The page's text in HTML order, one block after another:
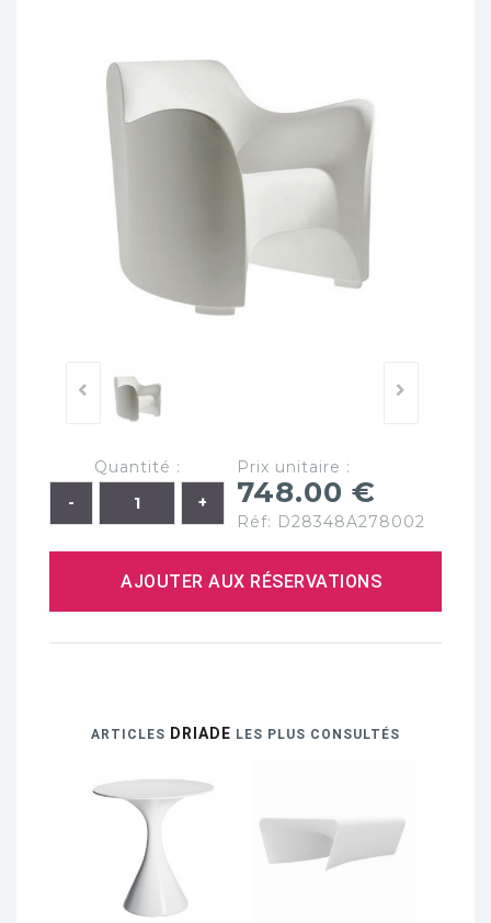
Quantité : Prix unitaire :
748.00 €
Réf: D28348A278002
AJOUTER AUX RÉSERVATIONS
ARTICLES DRIADE LES PLUS CONSULTÉS